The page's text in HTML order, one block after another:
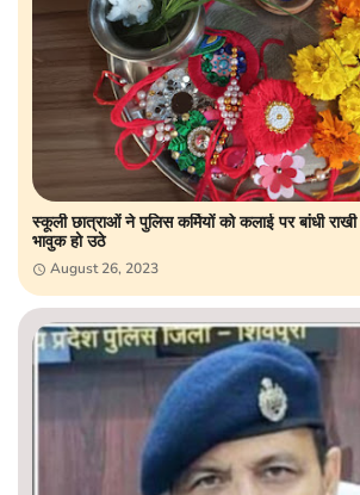
स्कूली छात्राओं ने पुलिस कर्मियों को कलाई पर बांधी
भावुक हो उठे
August 26, 2023